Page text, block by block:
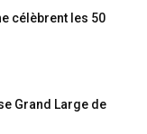
célèbrent les 50
Grand Large de